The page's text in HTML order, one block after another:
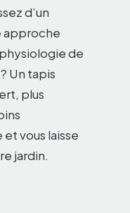
d’un
approche
de
Un tapis
plus
vous laisse
jardin.